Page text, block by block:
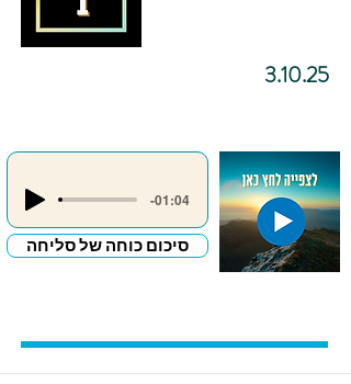
3.10.25
-01:04
סיכום כוחה של סליחה